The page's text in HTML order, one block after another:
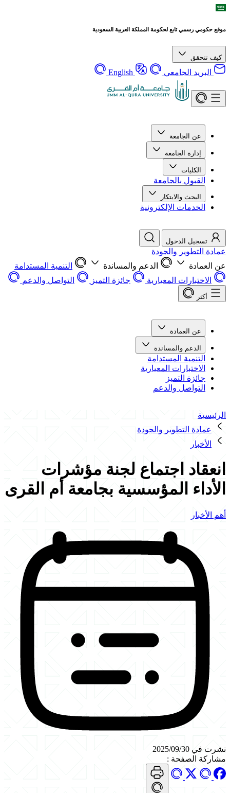
موقع حكومي رسمي تابع لحكومة المملكة العربية السعودية
كيف تتحقق
البريد الجامعي English
عن الجامعة
إدارة الجامعة
الكليات
القبول بالجامعة
البحث والابتكار
الخدمات الإلكترونية
تسجيل الدخول
عمادة التطوير والجودة
عن العمادة
الدعم والمساندة
التنمية المستدامة
الاختبارات المعيارية
جائزة التميز التواصل والدعم
أكثر
عن العمادة
الدعم والمساندة
التنمية المستدامة
الاختبارات المعيارية
جائزة التميز
التواصل والدعم
الرئيسية
عمادة التطوير والجودة
الأخبار
انعقاد اجتماع لجنة مؤشرات
الأداء المؤسسية بجامعة أم القرى
أهم الأخبار
نشرت في 2025/09/30
مشاركة الصفحة :